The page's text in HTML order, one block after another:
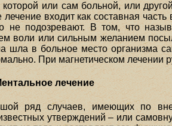
или сам больной, или
входит как составная
подозревают. В том, что
воли или сильным желанием
шла в больное место организма
При магнетическом лечении
лечение
ряд случаев, имеющих по
утверждений – или